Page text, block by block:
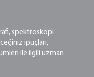
spektroskopi
ipuçları,
ile ilgili uzman